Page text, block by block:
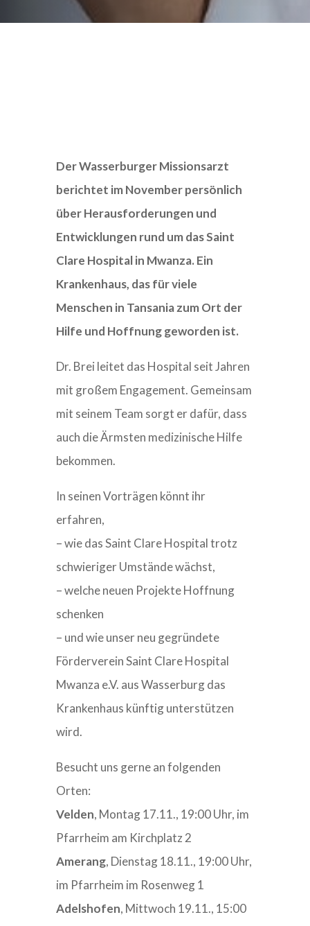
Der Wasserburger Missionsarzt
berichtet im November persönlich
über Herausforderungen und
Entwicklungen rund um das Saint
Clare Hospital in Mwanza. Ein
Krankenhaus, das für viele
Menschen in Tansania zum Ort der
Hilfe und Hoffnung geworden ist.
Dr. Brei leitet das Hospital seit Jahren
mit großem Engagement. Gemeinsam
mit seinem Team sorgt er dafür, dass
auch die Ärmsten medizinische Hilfe
bekommen.
In seinen Vorträgen könnt ihr
erfahren,
–wie das Saint Clare Hospital trotz
schwieriger Umstände wächst,
–welche neuen Projekte Hoffnung
schenken
– und wie unser neu gegründete
Förderverein Saint Clare Hospital
Mwanza e.V. aus Wasserburg das
Krankenhaus künftig unterstützen
wird.
Besucht uns gerne an folgenden
Orten:
Velden, Montag 17.11., 19:00 Uhr, im
Pfarrheim am Kirchplatz 2
Amerang, Dienstag 18.11., 19:00 Uhr,
im Pfarrheim im Rosenweg 1
Adelshofen, Mittwoch 19.11., 15:00